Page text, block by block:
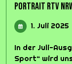
Portrait RTV
1. Juli 2025
In der Juli-
Sport“ wird